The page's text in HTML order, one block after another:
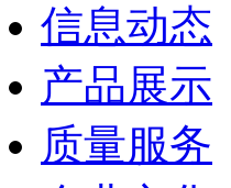
信息动态
产品展示
质量服务